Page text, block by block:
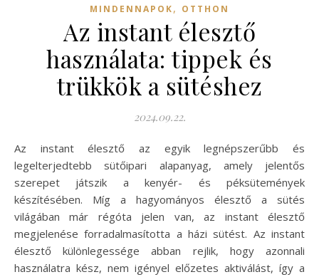
MINDENNAPOK, OTTHON
Az instant élesztő
használata: tippek és
trükkök a sütéshez
2024.09.22.
Az instant élesztő az egyik legnépszerűbb és
legelterjedtebb sütőipari alapanyag, amely jelentős
szerepet játszik a kenyér- és péksütemények
készítésében. Míg a hagyományos élesztő a sütés
világában már régóta jelen van, az instant élesztő
megjelenése forradalmasította a házi sütést. Az instant
élesztő különlegessége abban rejlik, hogy azonnali
használatra kész, nem igényel előzetes aktiválást, így a